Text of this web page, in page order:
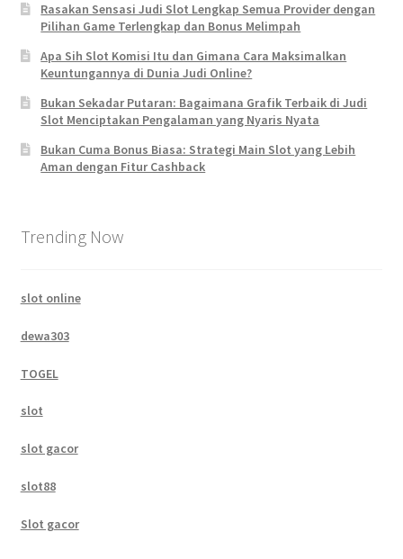
Rasakan Sensasi Judi Slot Lengkap Semua Provider dengan
Pilihan Game Terlengkap dan Bonus Melimpah
Apa Sih Slot Komisi Itu dan Gimana Cara Maksimalkan
Keuntungannya di Dunia Judi Online?
Bukan Sekadar Putaran: Bagaimana Grafik Terbaik di Judi
Slot Menciptakan Pengalaman yang Nyaris Nyata
Bukan Cuma Bonus Biasa: Strategi Main Slot yang Lebih
Aman dengan Fitur Cashback
Trending Now
slot online
dewa303
TOGEL
slot
slot gacor
slot88
Slot gacor